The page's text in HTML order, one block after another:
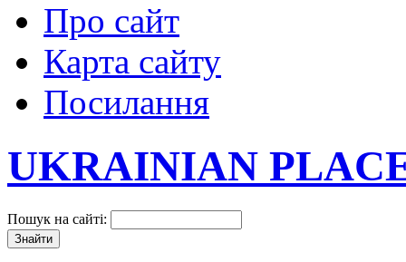
Про сайт
Карта сайту
Посилання
UKRAINIAN
Пошук на сайті: